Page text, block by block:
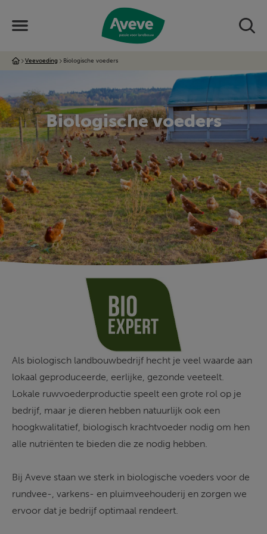
Veevoeding Biologische voeders
Biologische voeders
Als biologisch landbouwbedrijf hecht je veel waarde aan
lokaal geproduceerde, eerlijke, gezonde veeteelt.
Lokale ruwvoederproductie speelt een grote rol op je
bedrijf, maar je dieren hebben natuurlijk ook een
hoogkwalitatief, biologisch krachtvoeder nodig om hen
alle nutriënten te bieden die ze nodig hebben.
Bij Aveve staan we sterk in biologische voeders voor de
rundvee-, varkens- en pluimveehouderij en zorgen we
ervoor dat je bedrijf optimaal rendeert.